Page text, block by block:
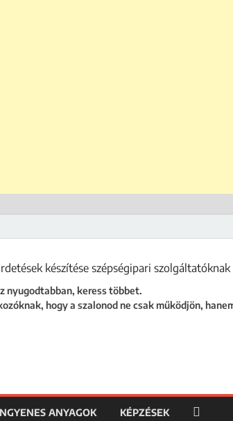
nyugodtabban, keress többet.
hogy a szalonod ne csak működjön,
ANYAGOK KÉPZÉSEK